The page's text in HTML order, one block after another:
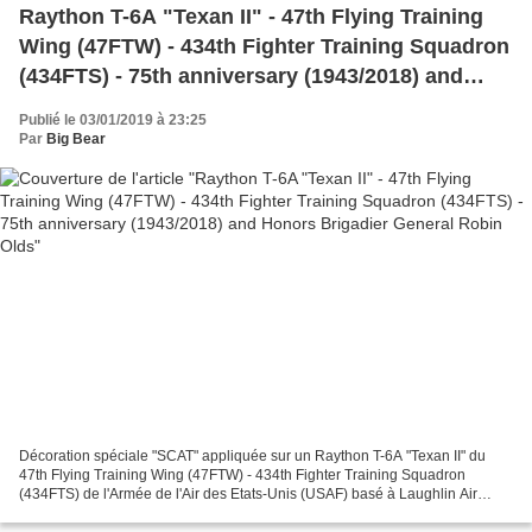
Raython T-6A "Texan II" - 47th Flying Training
Wing (47FTW) - 434th Fighter Training Squadron
(434FTS) - 75th anniversary (1943/2018) and
Publié le 03/01/2019 à 23:25
Par Big Bear
Décoration spéciale "SCAT" appliquée sur un Raython T-6A "Texan II" du
47th Flying Training Wing (47FTW) - 434th Fighter Training Squadron
(434FTS) de l'Armée de l'Air des Etats-Unis (USAF) basé à Laughlin Air